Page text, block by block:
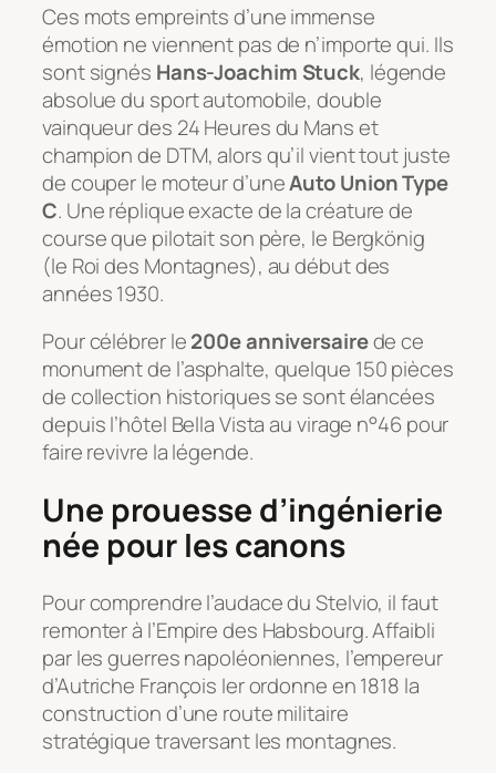
Ces mots empreints d’une immense
émotion ne viennent pas de n’importe qui. Ils
sont signés Hans-Joachim Stuck, légende
absolue du sport automobile, double
vainqueur des 24 Heures du Mans et
champion de DTM, alors qu’il vient tout juste
de couper le moteur d’uneAuto Union Type
C. Une réplique exacte de la créature de
course que pilotait son père, le Bergkönig
(le Roi des Montagnes), au début des
années 1930.
Pour célébrer le200e anniversairede ce
monument de l’asphalte, quelque 150 pièces
de collection historiques se sont élancées
depuis l’hôtel Bella Vista au virage n°46 pour
faire revivre la légende.
Une prouesse d’ingénierie
née pour les canons
Pour comprendre l’audace du Stelvio, il faut
remonter à l’Empire des Habsbourg. Affaibli
par les guerres napoléoniennes, l’empereur
d’Autriche François Ier ordonne en 1818 la
construction d’une route militaire
stratégique traversant les montagnes.